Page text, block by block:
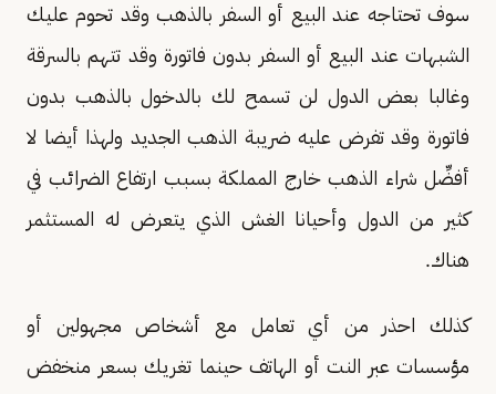
سوف تحتاجه عند البيع أو السفر بالذهب وقد تحوم عليك
الشبهات عند البيع أو السفر بدون فاتورة وقد تتهم بالسرقة
وغالبا بعض الدول لن تسمح لك بالدخول بالذهب بدون
فاتورة وقد تفرض عليه ضريبة الذهب الجديد ولهذا أيضا لا
أفضِّل شراء الذهب خارج المملكة بسبب ارتفاع الضرائب في
كثير من الدول وأحيانا الغش الذي يتعرض له المستثمر
هناك.
كذلك احذر من أي تعامل مع أشخاص مجهولين أو
مؤسسات عبر النت أو الهاتف حينما تغريك بسعر منخفض